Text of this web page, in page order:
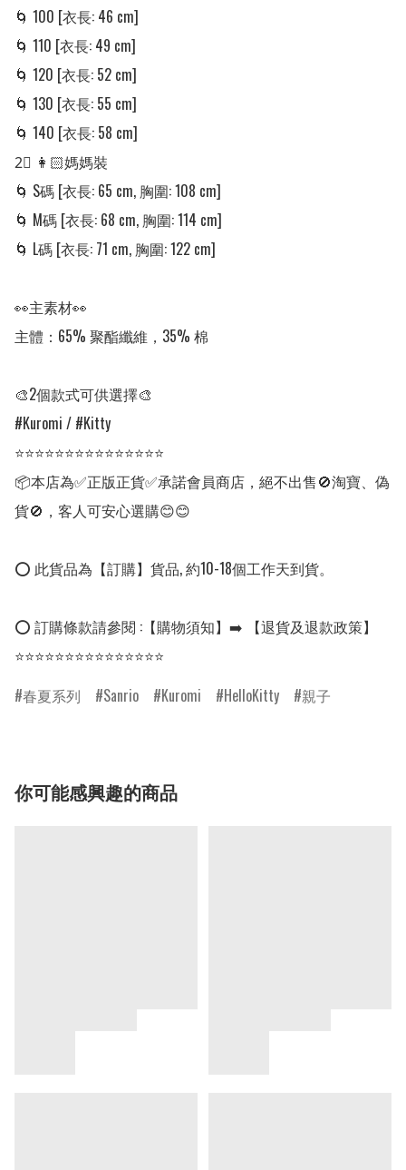
🌀 100 [衣長: 46 cm]
🌀 110 [衣長: 49 cm]
🌀 120 [衣長: 52 cm]
🌀 130 [衣長: 55 cm]
🌀 140 [衣長: 58 cm]
2⃣ 👩🏻媽媽裝
🌀 S碼 [衣長: 65 cm, 胸圍: 108 cm]
🌀 M碼 [衣長: 68 cm, 胸圍: 114 cm]
🌀 L碼 [衣長: 71 cm, 胸圍: 122 cm]
👀主素材👀
主體：65% 聚酯纖維，35% 棉
🎨2個款式可供選擇🎨
#Kuromi / #Kitty
⭐⭐⭐⭐⭐⭐⭐⭐⭐⭐⭐⭐⭐⭐⭐
📦本店為✅正版正貨✅承諾會員商店，絕不出售🚫淘寶、偽
貨🚫，客人可安心選購😊😊
⭕ 此貨品為【訂購】貨品, 約10-18個工作天到貨。
⭕ 訂購條款請參閱 :【購物須知】➡️ 【退貨及退款政策】
⭐⭐⭐⭐⭐⭐⭐⭐⭐⭐⭐⭐⭐⭐⭐
春夏系列
Sanrio Kuromi HelloKitty 親子
你可能感興趣的商品